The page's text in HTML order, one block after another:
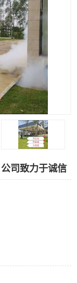
司致力于诚信